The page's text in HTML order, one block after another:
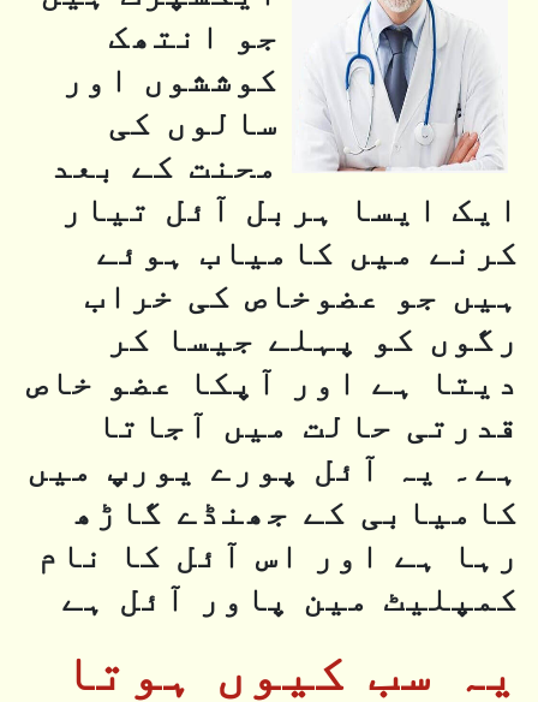
جو انتھک
کوششوں اور
سالوں کی
محنت کے بعد
ایک ایسا ہربل آئل تیار
کرنے میں کامیاب ہوئے
ہیں جو عضوخاص کی خراب
رگوں کو پہلے جیسا کر
دیتا ہے اور آپکا عضو خاص
قدرتی حالت میں آجاتا
ہے۔ یہ آئل پورے یورپ میں
کامیابی کے جھنڈے گاڑھ
رہا ہے اور اس آئل کا نام
کمپلیٹ مین پاور آئل ہے
یہ سب کیوں ہوتا